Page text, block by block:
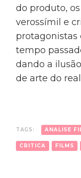
do produto,
verossímil e
protagonistas
tempo
dando a
de arte do
TAGS: ANALISE
CRITICA FILMS